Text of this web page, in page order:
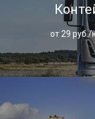
от 29 руб./